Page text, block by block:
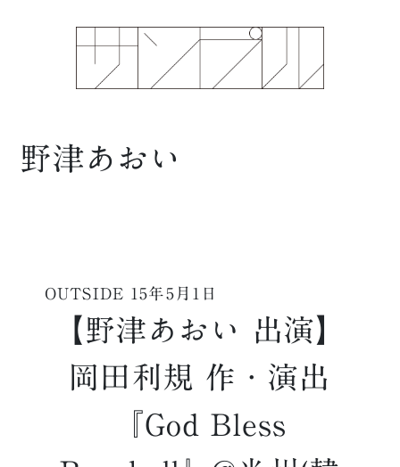
野津あおい
OUTSIDE 15年5月1日
【野津あおい 出演】
岡田利規 作・演出
『God Bless